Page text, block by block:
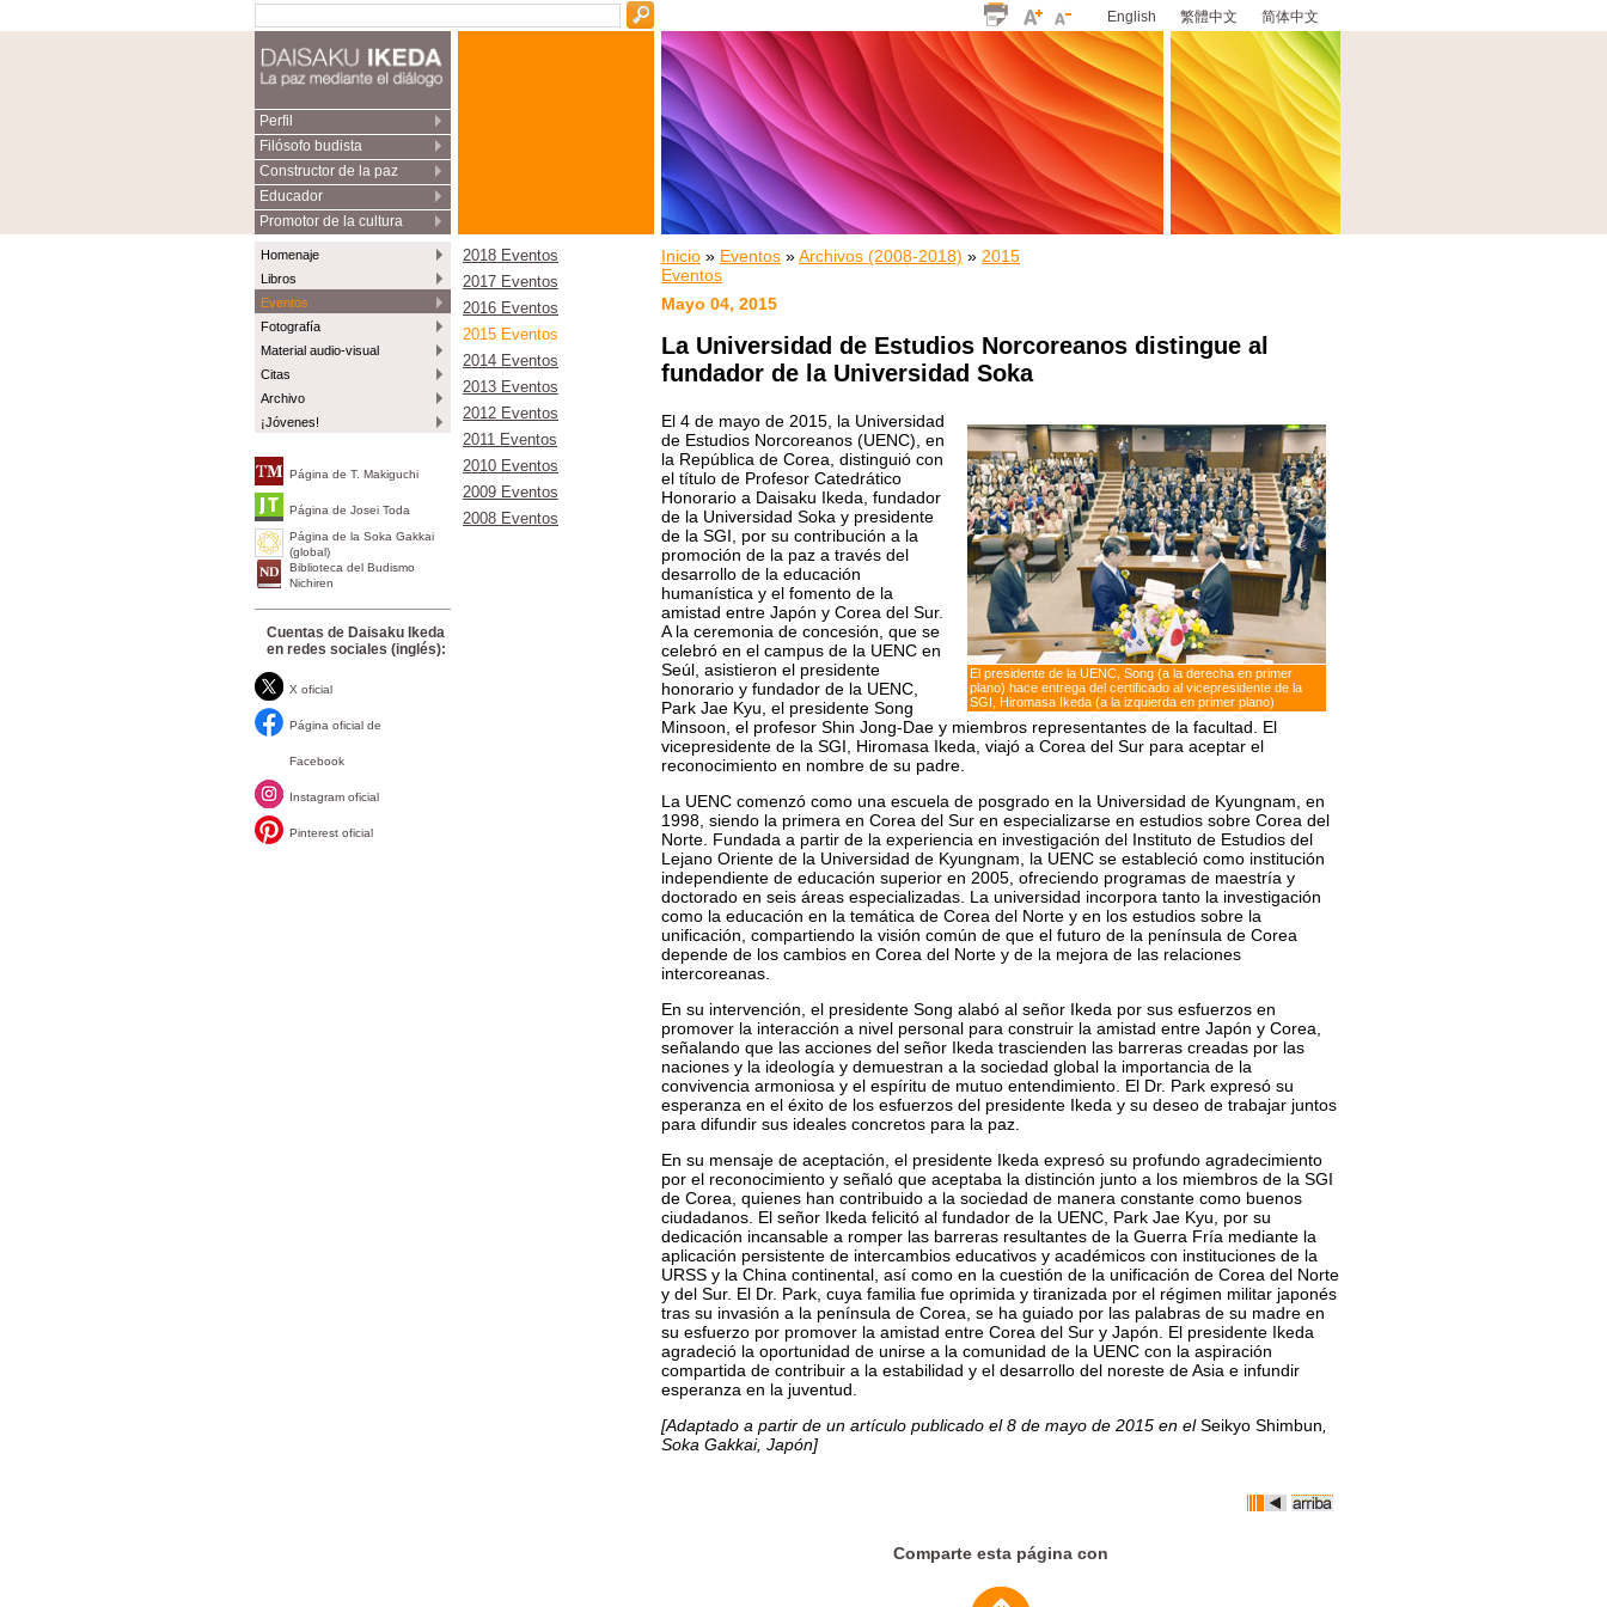
English 繁體中文 简体中文
Perfil
Filósofo budista
Constructor de la paz
Educador
Promotor de la cultura
Homenaje
Libros
Eventos
Fotografía
Material audio-visual
Citas
Archivo
¡Jóvenes!
Página de T. Makiguchi
Página de Josei Toda
Página de la Soka Gakkai
(global)
Biblioteca del Budismo
Nichiren
Cuentas de Daisaku Ikeda
en redes sociales (inglés):
X oficial
Página oficial de
Facebook
Instagram oficial
Pinterest oficial
2018 Eventos
2017 Eventos
2016 Eventos
2015 Eventos
2014 Eventos
2013 Eventos
2012 Eventos
2011 Eventos
2010 Eventos
2009 Eventos
2008 Eventos
Inicio » Eventos »Archivos (2008-2018) » 2015
Eventos
Mayo 04, 2015
La Universidad de Estudios Norcoreanos distingue al
fundador de la Universidad Soka
El presidente de la UENC, Song (a la derecha en primer
plano) hace entrega del certificado al vicepresidente de la
SGI, Hiromasa Ikeda (a la izquierda en primer plano)
El 4 de mayo de 2015, la Universidad
de Estudios Norcoreanos (UENC), en
la República de Corea, distinguió con
el título de Profesor Catedrático
Honorario a Daisaku Ikeda, fundador
de la Universidad Soka y presidente
de la SGI, por su contribución a la
promoción de la paz a través del
desarrollo de la educación
humanística y el fomento de la
amistad entre Japón y Corea del Sur.
A la ceremonia de concesión, que se
celebró en el campus de la UENC en
Seúl, asistieron el presidente
honorario y fundador de la UENC,
Park Jae Kyu, el presidente Song
Minsoon, el profesor Shin Jong-Dae y miembros representantes de la facultad. El
vicepresidente de la SGI, Hiromasa Ikeda, viajó a Corea del Sur para aceptar el
reconocimiento en nombre de su padre.
La UENC comenzó como una escuela de posgrado en la Universidad de Kyungnam, en
1998, siendo la primera en Corea del Sur en especializarse en estudios sobre Corea del
Norte. Fundada a partir de la experiencia en investigación del Instituto de Estudios del
Lejano Oriente de la Universidad de Kyungnam, la UENC se estableció como institución
independiente de educación superior en 2005, ofreciendo programas de maestría y
doctorado en seis áreas especializadas. La universidad incorpora tanto la investigación
como la educación en la temática de Corea del Norte y en los estudios sobre la
unificación, compartiendo la visión común de que el futuro de la península de Corea
depende de los cambios en Corea del Norte y de la mejora de las relaciones
intercoreanas.
En su intervención, el presidente Song alabó al señor Ikeda por sus esfuerzos en
promover la interacción a nivel personal para construir la amistad entre Japón y Corea,
señalando que las acciones del señor Ikeda trascienden las barreras creadas por las
naciones y la ideología y demuestran a la sociedad global la importancia de la
convivencia armoniosa y el espíritu de mutuo entendimiento. El Dr. Park expresó su
esperanza en el éxito de los esfuerzos del presidente Ikeda y su deseo de trabajar juntos
para difundir sus ideales concretos para la paz.
En su mensaje de aceptación, el presidente Ikeda expresó su profundo agradecimiento
por el reconocimiento y señaló que aceptaba la distinción junto a los miembros de la SGI
de Corea, quienes han contribuido a la sociedad de manera constante como buenos
ciudadanos. El señor Ikeda felicitó al fundador de la UENC, Park Jae Kyu, por su
dedicación incansable a romper las barreras resultantes de la Guerra Fría mediante la
aplicación persistente de intercambios educativos y académicos con instituciones de la
URSS y la China continental, así como en la cuestión de la unificación de Corea del Norte
y del Sur. El Dr. Park, cuya familia fue oprimida y tiranizada por el régimen militar japonés
tras su invasión a la península de Corea, se ha guiado por las palabras de su madre en
su esfuerzo por promover la amistad entre Corea del Sur y Japón. El presidente Ikeda
agradeció la oportunidad de unirse a la comunidad de la UENC con la aspiración
compartida de contribuir a la estabilidad y el desarrollo del noreste de Asia e infundir
esperanza en la juventud.
[Adaptado a partir de un artículo publicado el 8 de mayo de 2015 en elSeikyo Shimbun
Soka Gakkai, Japón]
Comparte esta página con